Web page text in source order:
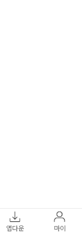
앱다운 마이